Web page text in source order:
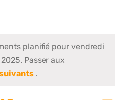
planifié pour vendredi
Passer aux
.